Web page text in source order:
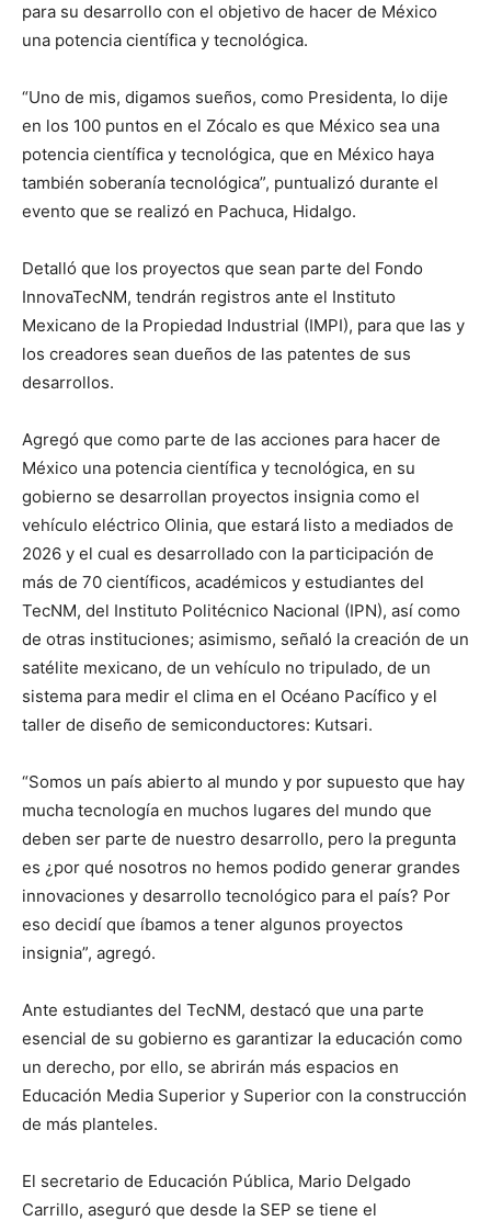
para su desarrollo con el objetivo de hacer de México
una potencia científica y tecnológica.
“Uno de mis, digamos sueños, como Presidenta, lo dije
en los 100 puntos en el Zócalo es que México sea una
potencia científica y tecnológica, que en México haya
también soberanía tecnológica”, puntualizó durante el
evento que se realizó en Pachuca, Hidalgo.
Detalló que los proyectos que sean parte del Fondo
InnovaTecNM, tendrán registros ante el Instituto
Mexicano de la Propiedad Industrial (IMPI), para que las y
los creadores sean dueños de las patentes de sus
desarrollos.
Agregó que como parte de las acciones para hacer de
México una potencia científica y tecnológica, en su
gobierno se desarrollan proyectos insignia como el
vehículo eléctrico Olinia, que estará listo a mediados de
2026 y el cual es desarrollado con la participación de
más de 70 científicos, académicos y estudiantes del
TecNM, del Instituto Politécnico Nacional (IPN), así como
de otras instituciones; asimismo, señaló la creación de un
satélite mexicano, de un vehículo no tripulado, de un
sistema para medir el clima en el Océano Pacífico y el
taller de diseño de semiconductores: Kutsari.
“Somos un país abierto al mundo y por supuesto que hay
mucha tecnología en muchos lugares del mundo que
deben ser parte de nuestro desarrollo, pero la pregunta
es ¿por qué nosotros no hemos podido generar grandes
innovaciones y desarrollo tecnológico para el país? Por
eso decidí que íbamos a tener algunos proyectos
insignia”, agregó.
Ante estudiantes del TecNM, destacó que una parte
esencial de su gobierno es garantizar la educación como
un derecho, por ello, se abrirán más espacios en
Educación Media Superior y Superior con la construcción
de más planteles.
El secretario de Educación Pública, Mario Delgado
Carrillo, aseguró que desde la SEP se tiene el